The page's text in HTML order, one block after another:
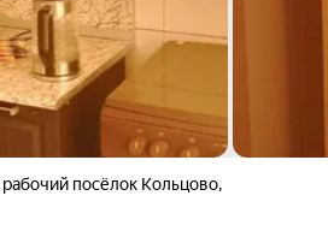
рабочий посёлок Кольцово,